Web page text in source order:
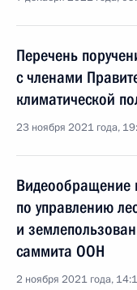
Перечень
с членами
климатической
23 ноября 2021 года,
Видеообращение
по управлению
и
саммита ООН
2 ноября 2021 года,